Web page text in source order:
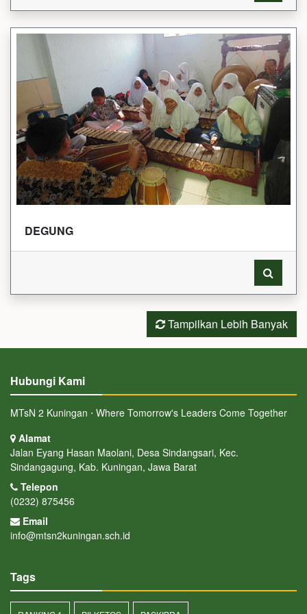
DEGUNG
Tampilkan Lebih Banyak
Hubungi Kami
MTsN 2 Kuningan ⋅ Where Tomorrow's Leaders Come Together
Alamat
Jalan Eyang Hasan Maolani, Desa Sindangsari, Kec.
Sindangagung, Kab. Kuningan, Jawa Barat
Telepon
(0232) 875456
Email
info@mtsn2kuningan.sch.id
Tags